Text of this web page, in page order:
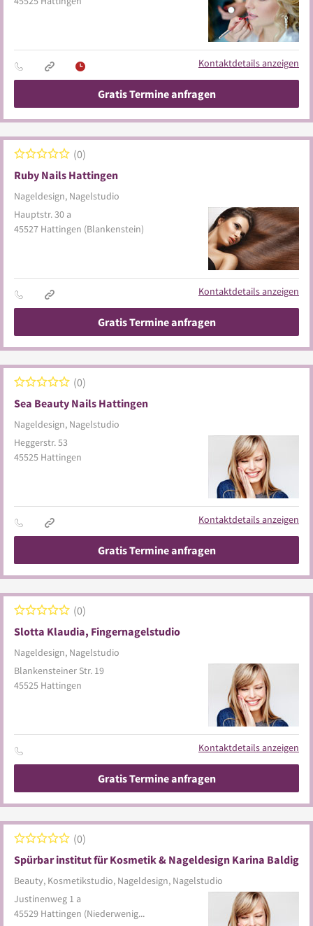
Kontaktdetails anzeigen
Gratis Termine anfragen
Ruby Nails Hattingen
Nageldesign, Nagelstudio
0
Hauptstr. 30 a
45527 Hattingen (Blankenstein)
Kontaktdetails anzeigen
Gratis Termine anfragen
Sea Beauty Nails Hattingen
Nageldesign, Nagelstudio
0
Heggerstr. 53
45525 Hattingen
Kontaktdetails anzeigen
Gratis Termine anfragen
Slotta Klaudia, Fingernagelstudio
Nageldesign, Nagelstudio
0
Blankensteiner Str. 19
45525 Hattingen
Kontaktdetails anzeigen
Gratis Termine anfragen
Spürbar institut für Kosmetik & Nageldesign Karina Baldig
Beauty, Kosmetikstudio, Nageldesign, Nagelstudio
0
Justinenweg 1 a
45529 Hattingen (Niederwenigern)